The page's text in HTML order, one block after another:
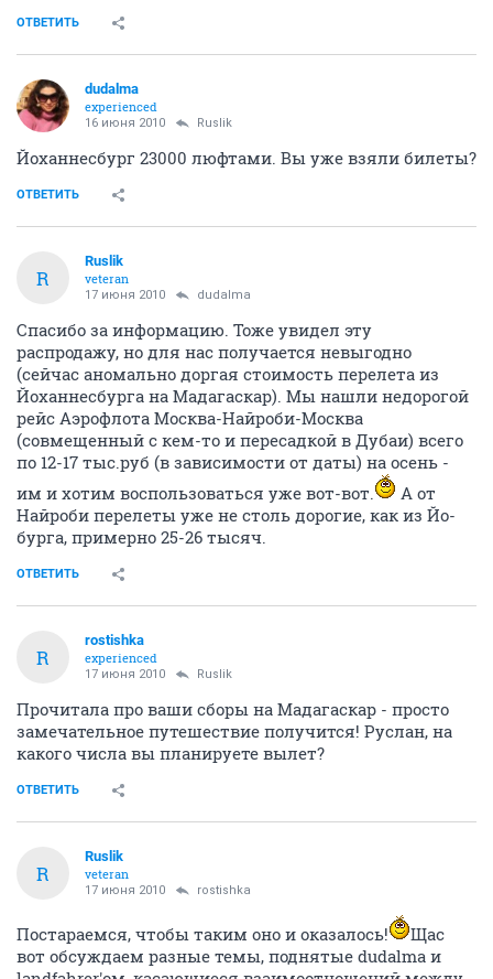
ОТВЕТИТЬ
dudalma
experienced
16 июня 2010 Ruslik
Йоханнесбург 23000 люфтами. Вы уже взяли билеты?
ОТВЕТИТЬ
R
Ruslik
veteran
17 июня 2010 dudalma
Спасибо за информацию. Тоже увидел эту
распродажу, но для нас получается невыгодно
(сейчас аномально доргая стоимость перелета из
Йоханнесбурга на Мадагаскар). Мы нашли недорогой
рейс Аэрофлота Москва-Найроби-Москва
(совмещенный с кем-то и пересадкой в Дубаи) всего
по 12-17 тыс.руб (в зависимости от даты) на осень -
им и хотим воспользоваться уже вот-вот.
А от
Найроби перелеты уже не столь дорогие, как из Йо-
бурга, примерно 25-26 тысяч.
ОТВЕТИТЬ
R
rostishka
experienced
17 июня 2010 Ruslik
Прочитала про ваши сборы на Мадагаскар - просто
замечательное путешествие получится! Руслан, на
какого числа вы планируете вылет?
ОТВЕТИТЬ
R
Ruslik
veteran
17 июня 2010 rostishka
Постараемся, чтобы таким оно и оказалось!
Щас
вот обсуждаем разные темы, поднятые dudalma и